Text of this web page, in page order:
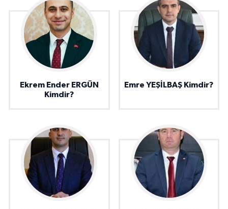
Ekrem Ender ERGÜN
Kimdir?
Emre YEŞİLBAŞ Kimdir?